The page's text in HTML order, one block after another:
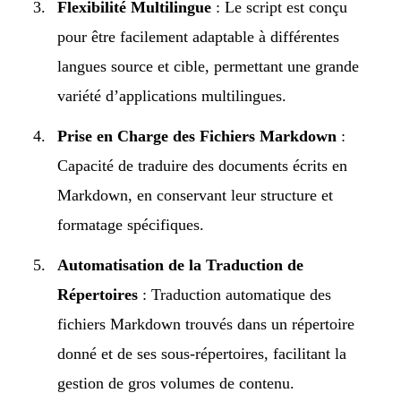
Flexibilité Multilingue : Le script est conçu
pour être facilement adaptable à différentes
langues source et cible, permettant une grande
variété d’applications multilingues.
Prise en Charge des Fichiers Markdown :
Capacité de traduire des documents écrits en
Markdown, en conservant leur structure et
formatage spécifiques.
Automatisation de la Traduction de
Répertoires : Traduction automatique des
fichiers Markdown trouvés dans un répertoire
donné et de ses sous-répertoires, facilitant la
gestion de gros volumes de contenu.